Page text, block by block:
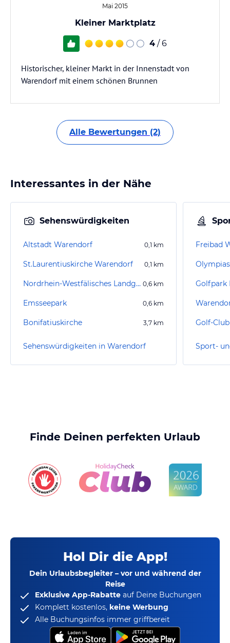
Mai 2015
Kleiner Marktplatz
4 / 6
Historischer, kleiner Markt in der Innenstadt von
Warendorf mit einem schönen Brunnen
Alle Bewertungen (2)
Interessantes in der Nähe
Sehenswürdigkeiten
Altstadt Warendorf 0,1 km
St.Laurentiuskirche Warendorf 0,1 km
Nordrhein-Westfälisches Landgestüt Warendorf 0,6 km
Emsseepark 0,6 km
Bonifatiuskirche 3,7 km
Sehenswürdigkeiten in Warendorf
Freibad
Golfpark
Finde Deinen perfekten Urlaub
Hol Dir die App!
Dein Urlaubsbegleiter – vor und während der
Reise
Exklusive App-Rabatte auf Deine Buchungen
Komplett kostenlos, keine Werbung
Alle Buchungsinfos immer griffbereit